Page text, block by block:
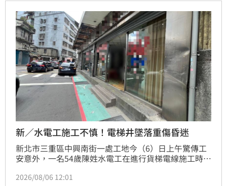
新／水電工施工不慎！電梯井墜落重傷昏迷
新北市三重區中興南街一處工地今（6）日上午驚傳工
安意外，一名54歲陳姓水電工在進行貨梯電線施工時，
多處受傷、意識昏迷且左小腿變形。警消獲報後緊急將
2026/08/06 12:01